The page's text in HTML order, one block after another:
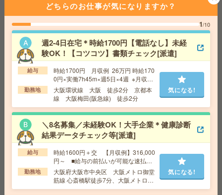
完全在宅可＊未経験OK！時給1500円！人材サービス企業
で対応履歴入力など事務[派遣]
給 与
時給1500円＋交 【月収例】240,000円～ ■
給与の前払いが可能な速払いサービスあり
交通費 交通費支給あり
勤務地 大阪府大阪市北区 大阪環状線 大阪駅徒歩7
分、大阪メトロ御堂筋線 梅田駅徒歩3分
基本16時まで＊未経験でも大丈夫＊書類作成など[派遣]
給 与
時給1300円～1400円＋交 【月収例】169,0
00円～ ■給与の前払いが可能な速払いサービスあり
交通費 交通費支給あり
勤務地 大阪府和泉市 南海泉北線 和泉中央駅バス5
分
気になる!
どちらのお仕事が気になりますか？
1/10
週2-4日在宅＊時給1700円【電話なし】未経
験OK！【コツコツ】書類チェック[派遣]
給与
時給1700円 月収例 26万円 時給170
0円×実働7h45m×週5日×4週 ※月収例
を保証するものではありません。
勤務地
大阪環状線 大阪 徒歩2分 京都本
線 大阪梅田(阪急線) 徒歩2分
気になる!
＼8名募集／未経験OK！大手企業＊健康診断
結果データチェック等[派遣]
給与
時給1600円＋交 【月収例】316,000
円～ ■給与の前払いが可能な速払い
サービスあり
勤務地
大阪府大阪市中央区 大阪メトロ御堂
筋線 心斎橋駅徒歩7分、大阪メトロ御
堂筋線 本町駅徒歩7分
気になる!